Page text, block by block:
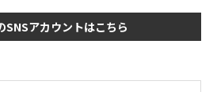
SNSアカウントはこちら